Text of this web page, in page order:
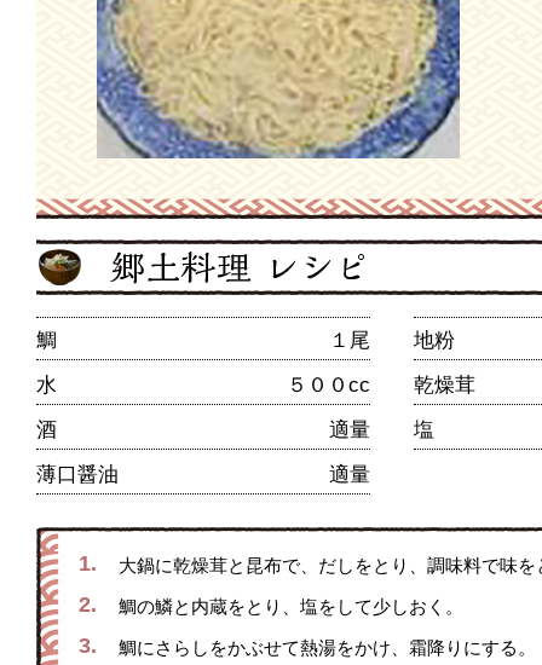
鯛 １尾
地粉
水
５００cc
乾燥茸
酒
適量
塩
薄口醤油
適量
1. 大鍋に乾燥茸と昆布で、だしをとり、調味料で味を
2. 鯛の鱗と内蔵をとり、塩をして少しおく。
3. 鯛にさらしをかぶせて熱湯をかけ、霜降りにする。